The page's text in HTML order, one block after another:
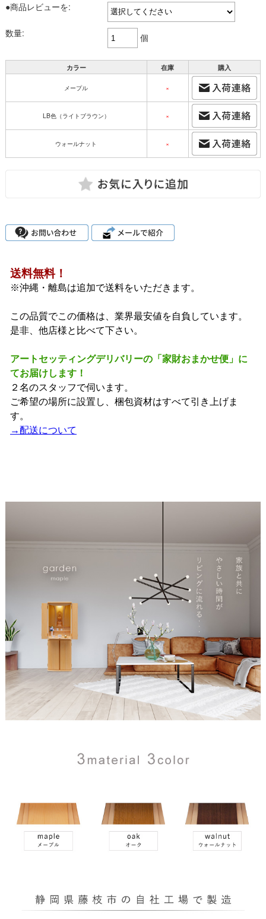
●商品レビューを:
数量: 個
カラー 在庫 購入
メープル ×
LB色（ライトブラウン） ×
ウォールナット ×